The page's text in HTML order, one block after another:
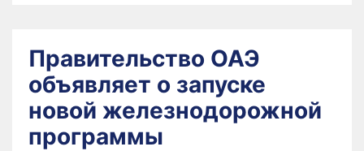
Правительство ОАЭ
объявляет о запуске
новой железнодорожной
программы